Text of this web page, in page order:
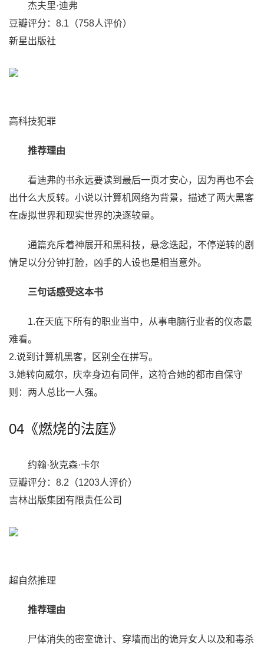
杰夫里·迪弗
豆瓣评分：8.1（758人评价）
新星出版社
高科技犯罪
推荐理由
看迪弗的书永远要读到最后一页才安心，因为再也不会
出什么大反转。小说以计算机网络为背景，描述了两大黑客
在虚拟世界和现实世界的决逐较量。
通篇充斥着神展开和黑科技，悬念迭起，不停逆转的剧
情足以分分钟打脸，凶手的人设也是相当意外。
三句话感受这本书
1.在天底下所有的职业当中，从事电脑行业者的仪态最
难看。
2.说到计算机黑客，区别全在拼写。
3.她转向威尔，庆幸身边有同伴，这符合她的都市自保守
则：两人总比一人强。
04《燃烧的法庭》
约翰·狄克森·卡尔
豆瓣评分：8.2（1203人评价）
吉林出版集团有限责任公司
超自然推理
推荐理由
尸体消失的密室诡计、穿墙而出的诡异女人以及和毒杀